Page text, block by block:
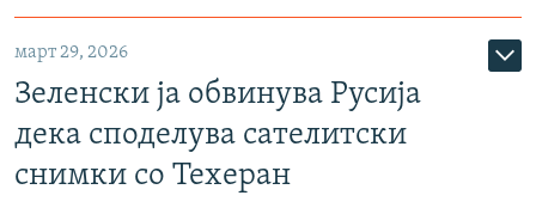
март 29, 2026
Зеленски ја обвинува Русија
дека споделува сателитски
снимки со Техеран